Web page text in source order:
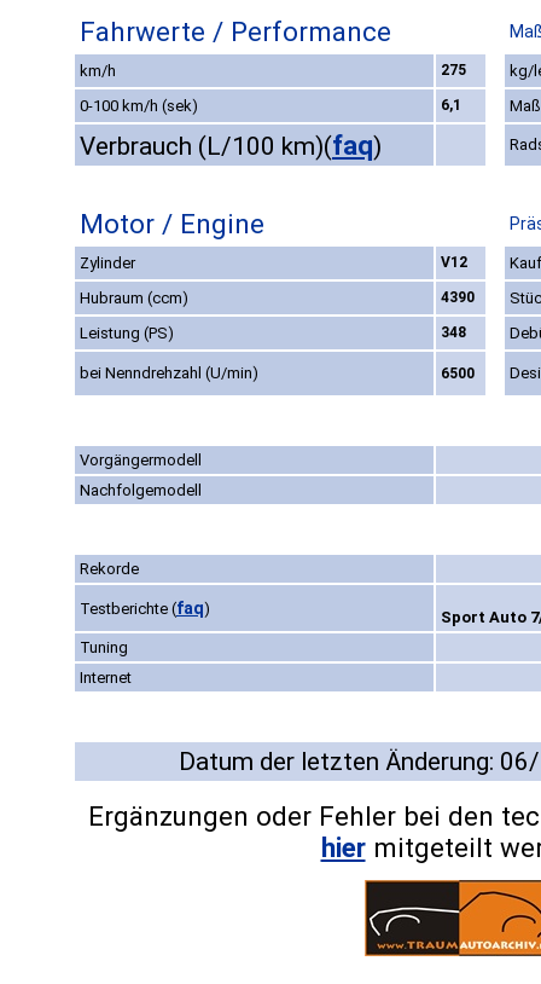
Fahrwerte / Performance
km/h 275
kg/
0-100 km/h (sek)
6,1
Verbrauch (L/100 km)(faq)
Motor / Engine
Zylinder V12
Hubraum (ccm)
4390
Leistung (PS)
348
bei Nenndrehzahl (U/min) 6500
Vorgängermodell
Nachfolgemodell
Rekorde
Testberichte (faq)
Sport Auto
Tuning
Internet
Datum der letzten Änderung:
Ergänzungen oder Fehler bei den
hiermitgeteilt